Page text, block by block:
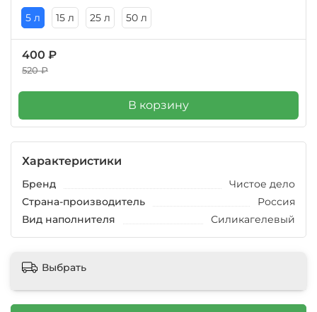
5 л
15 л 25 л 50 л
400 ₽
520 ₽
В корзину
Характеристики
Бренд
Чистое дело
Страна-производитель
Россия
Вид наполнителя
Силикагелевый
Выбрать